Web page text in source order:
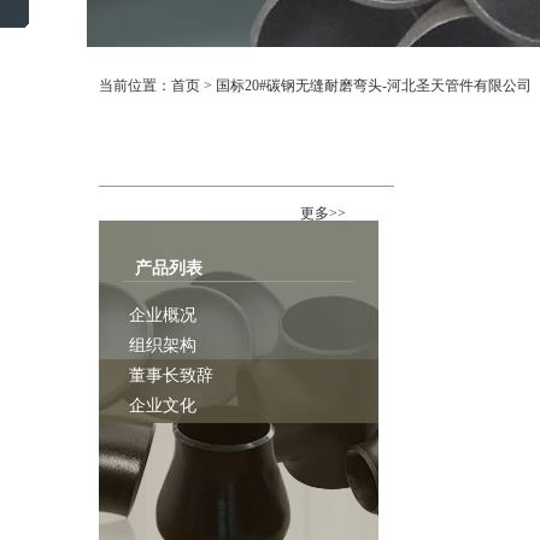
当前位置： 首页 > 国标20#碳钢无缝耐磨弯头-河北圣天管件有限公司
更多>>
产品列表
企业概况
组织架构
董事长致辞
企业文化